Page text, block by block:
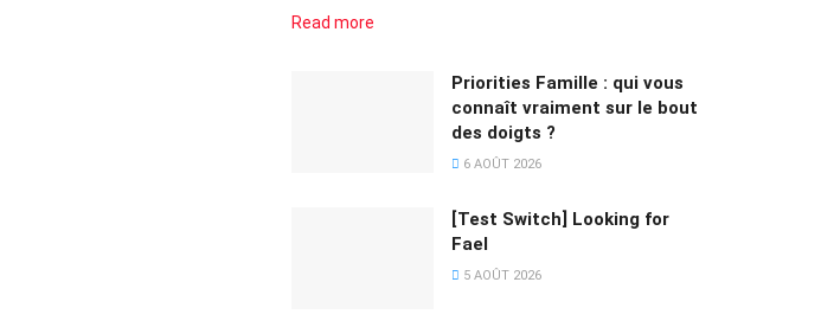
Read more
Priorities Famille : qui vous
connaît vraiment sur le bout
des doigts ?
6 AOÛT 2026
[Test Switch] Looking for
Fael
5 AOÛT 2026